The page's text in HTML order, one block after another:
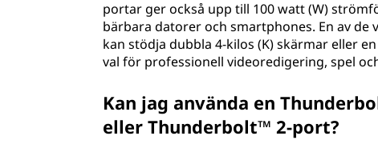
portar ger också upp till 100 watt (W)
bärbara datorer och smartphones. En av
kan stödja dubbla 4-kilos (K) skärmar eller
val för professionell videoredigering, spel
Kan jag använda en
eller Thunderbolt™ 2-port?